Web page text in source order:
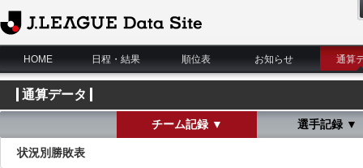
J.League Data Site
HOME
日程・結果 順位表 お知らせ 通算
通算データ
チーム記録 ▼ 選手記録 ▼
状況別勝敗表